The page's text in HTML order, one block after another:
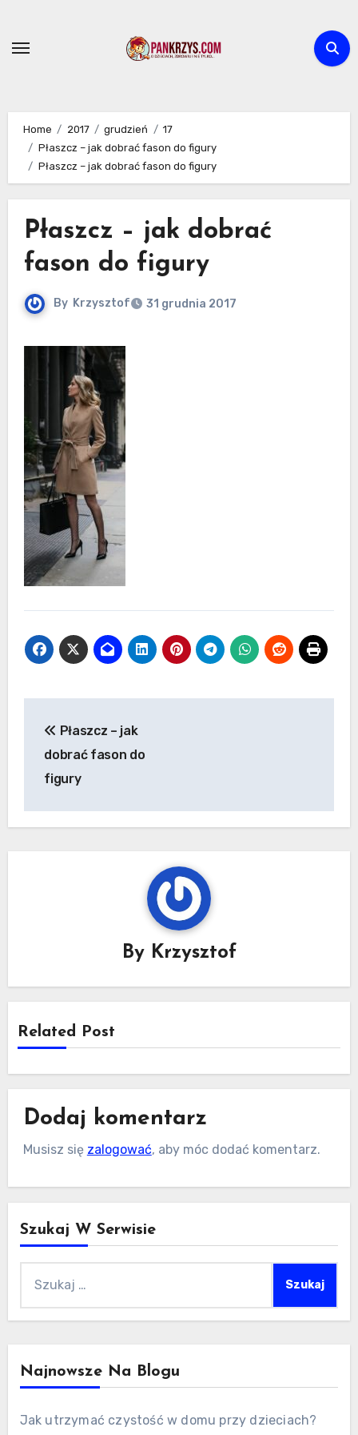
content
Home 2017 grudzień
17
Płaszcz – jak dobrać fason do figury
Płaszcz – jak dobrać fason do figury
Płaszcz – jak dobrać
fason do figury
By Krzysztof 31 grudnia 2017
wpisu
Płaszcz – jak
dobrać fason do
figury
By Krzysztof
Related Post
Dodaj komentarz
Musisz się zalogować, aby móc dodać komentarz.
Szukaj W Serwisie
Najnowsze Na Blogu
Jak utrzymać czystość w domu przy dzieciach?